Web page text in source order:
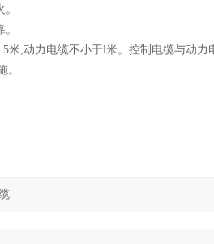
米;动力电缆不小于l米。控制电缆与动
。